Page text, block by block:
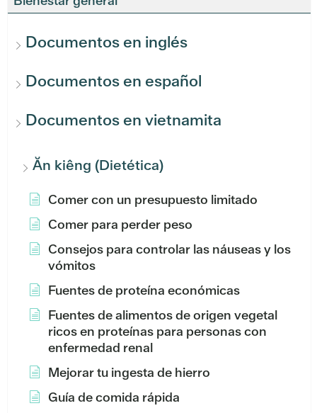
Documentos en inglés
Documentos en español
Documentos en vietnamita
Ăn kiêng (Dietética)
Comer con un presupuesto limitado
Comer para perder peso
Consejos para controlar las náuseas y los
vómitos
Fuentes de proteína económicas
Fuentes de alimentos de origen vegetal
ricos en proteínas para personas con
enfermedad renal
Mejorar tu ingesta de hierro
Guía de comida rápida